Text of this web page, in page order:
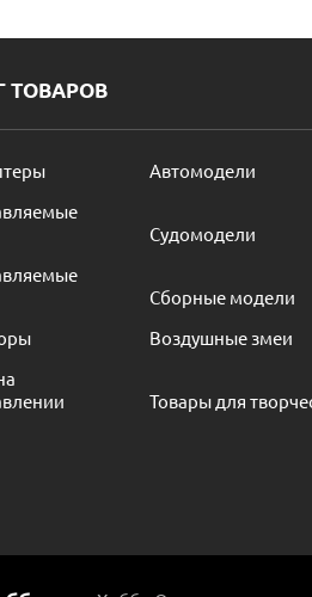
ТОВАРОВ
Автомодели
Судомодели
Сборные модели
Воздушные змеи
Товары для